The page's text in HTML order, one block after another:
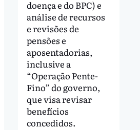
doença e do BPC) e
análise de recursos
e revisões de
pensões e
aposentadorias,
inclusive a
“Operação Pente-
Fino” do governo,
que visa revisar
benefícios
concedidos.